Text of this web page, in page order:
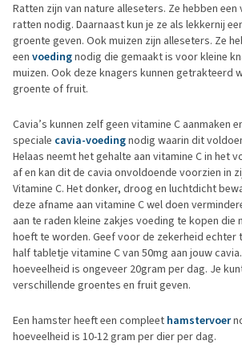
Ratten zijn van nature alleseters. Ze hebben
ratten nodig. Daarnaast kun je ze als lekkernij
groente geven. Ook muizen zijn alleseters. Ze
een voedingnodig die gemaakt is voor kleine
muizen. Ook deze knagers kunnen getrakteerd
groente of fruit.
Cavia’s kunnen zelf geen vitamine C aanmaken
speciale cavia-voedingnodig waarin dit
Helaas neemt het gehalte aan vitamine C in het
af en kan dit de cavia onvoldoende voorzien in
Vitamine C. Het donker, droog en luchtdicht
deze afname aan vitamine C wel doen
aan te raden kleine zakjes voeding te kopen die
hoeft te worden. Geef voor de zekerheid echter
half tabletje vitamine C van 50mg aan jouw
hoeveelheid is ongeveer 20gram per dag. Je
verschillende groentes en fruit geven.
Een hamster heeft een compleet hamstervoer
hoeveelheid is 10-12 gram per dier per dag.